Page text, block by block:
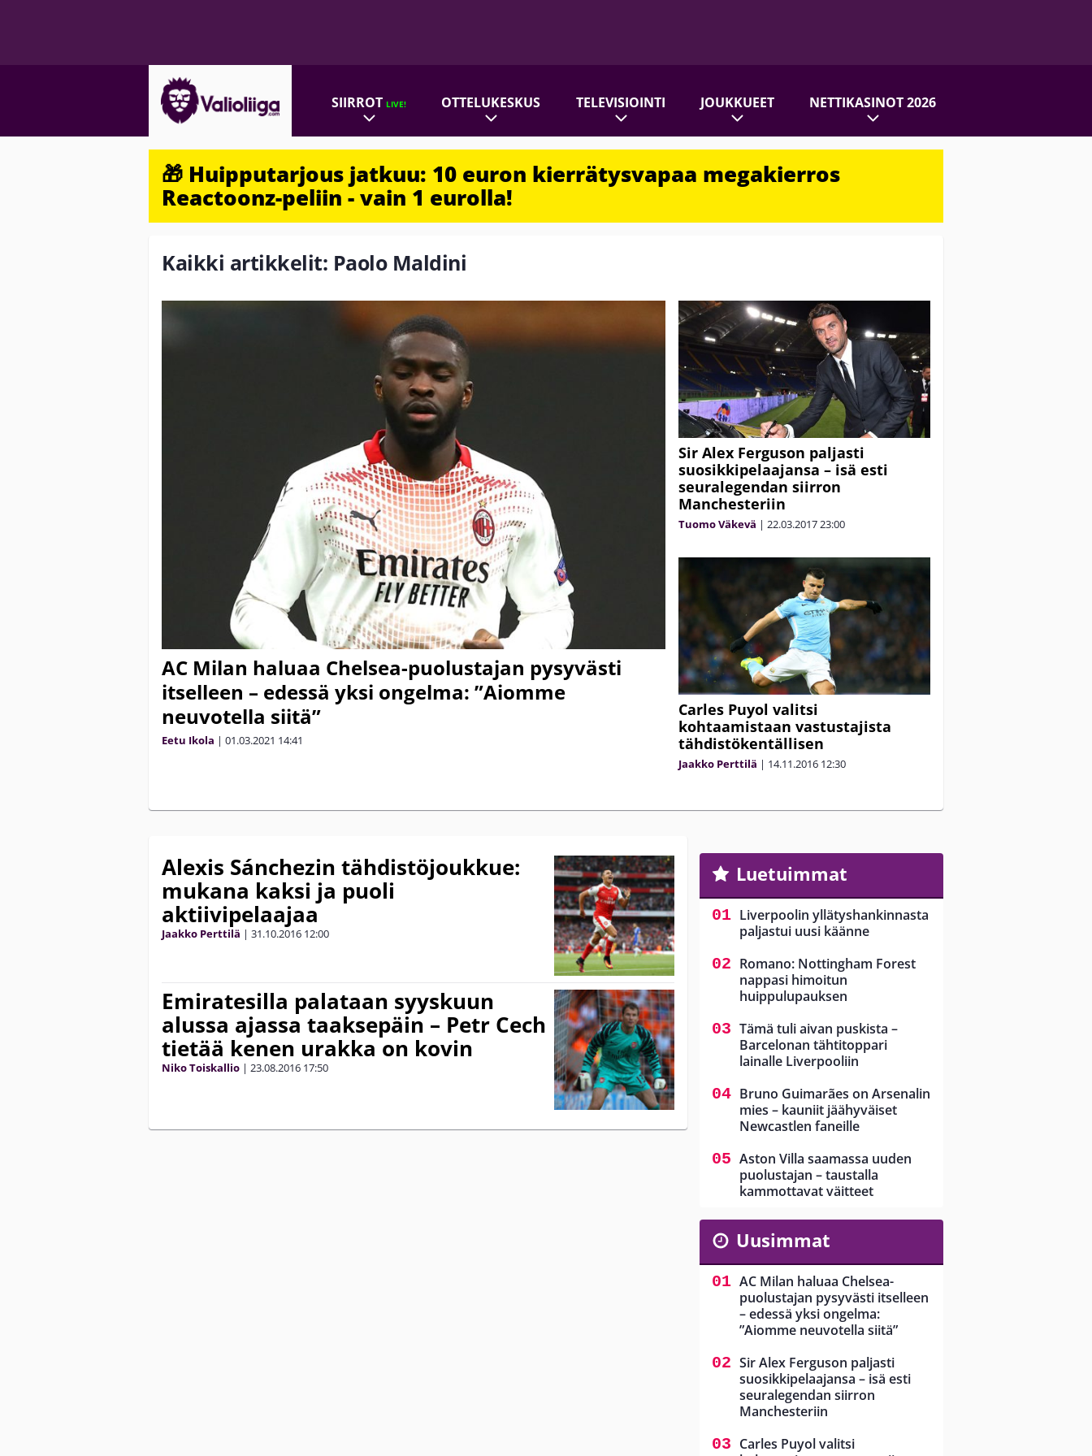
SIIRROTLIVE! OTTELUKESKUS TELEVISIOINTI JOUKKUEET NETTIKASINOT 2026
🎁 Huipputarjous jatkuu: 10 euron kierrätysvapaa megakierros
Reactoonz-peliin - vain 1 eurolla!
Kaikki artikkelit: Paolo Maldini
AC Milan haluaa Chelsea-puolustajan pysyvästi
itselleen – edessä yksi ongelma: ”Aiomme
neuvotella siitä”
Eetu Ikola | 01.03.2021 14:41
Sir Alex Ferguson paljasti
suosikkipelaajansa – isä esti
seuralegendan siirron
Manchesteriin
Tuomo Väkevä | 22.03.201723:00
Carles Puyol valitsi
kohtaamistaan vastustajista
tähdistökentällisen
Jaakko Perttilä | 14.11.2016 12:30
Alexis Sánchezin tähdistöjoukkue:
mukana kaksi ja puoli
aktiivipelaajaa
Jaakko Perttilä | 31.10.2016 12:00
Emiratesilla palataan syyskuun
alussa ajassa taaksepäin – Petr Cech
tietää kenen urakka on kovin
Niko Toiskallio | 23.08.2016 17:50
Luetuimmat
Liverpoolin yllätyshankinnasta
paljastui uusi käänne
Romano: Nottingham Forest
nappasi himoitun
huippulupauksen
Tämä tuli aivan puskista –
Barcelonan tähtitoppari
lainalle Liverpooliin
Bruno Guimarães on Arsenalin
mies – kauniit jäähyväiset
Newcastlen faneille
Aston Villa saamassa uuden
puolustajan – taustalla
kammottavat väitteet
Uusimmat
AC Milan haluaa Chelsea-
puolustajan pysyvästi itselleen
– edessä yksi ongelma:
”Aiomme neuvotella siitä”
Sir Alex Ferguson paljasti
suosikkipelaajansa – isä esti
seuralegendan siirron
Manchesteriin
Carles Puyol valitsi